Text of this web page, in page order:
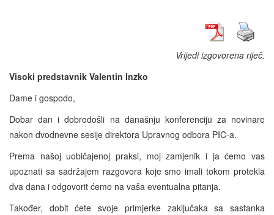
Vrijedi izgovorena riječ.
Visoki predstavnik Valentin Inzko
Dame i gospodo,
Dobar dan i dobrodošli na današnju konferenciju za novinare
nakon dvodnevne sesije direktora Upravnog odbora PIC-a.
Prema našoj uobičajenoj praksi, moj zamjenik i ja ćemo vas
upoznati sa sadržajem razgovora koje smo imali tokom protekla
dva dana i odgovorit ćemo na vaša eventualna pitanja.
Također, dobit ćete svoje primjerke zaključaka sa sastanka